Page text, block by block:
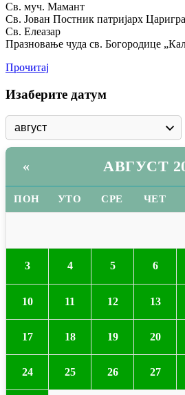
Св. муч. Мамант
Св. Јован Постник патријарх
Св. Елеазар
Празновање чуда св. Богородице
Прочитај
Изаберите датум
« АВГУСТ
ПОН УТО СРЕ ЧЕТ
3 4 5 6
10 11 12 13
17 18 19 20
24 25 26 27